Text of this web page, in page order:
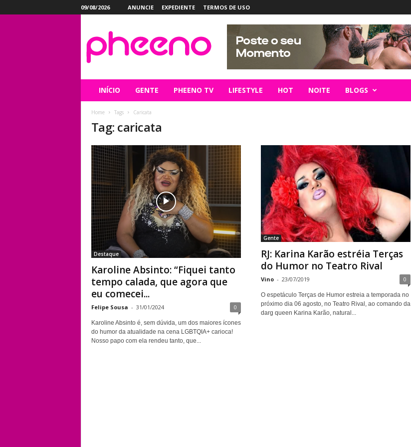
09/08/2026 ANUNCIE EXPEDIENTE TERMOS DE USO
INÍCIO GENTE PHEENO TV LIFESTYLE HOT NOITE BLOGS
Home Tags Caricata
Tag: caricata
Destaque
Karoline Absinto: “Fiquei tanto
tempo calada, que agora que
eu comecei...
Felipe Sousa - 31/01/2024 0
Karoline Absinto é, sem dúvida, um dos maiores ícones
do humor da atualidade na cena LGBTQIA+ carioca!
Nosso papo com ela rendeu tanto, que...
Gente
RJ: Karina Karão estréia Terças
do Humor no Teatro Rival
Vino - 23/07/2019 0
O espetáculo Terças de Humor estreia a temporada no
próximo dia 06 agosto, no Teatro Rival, ao comando da
darg queen Karina Karão, natural...